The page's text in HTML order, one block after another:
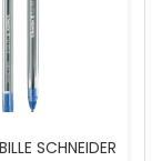
SCHNEIDER